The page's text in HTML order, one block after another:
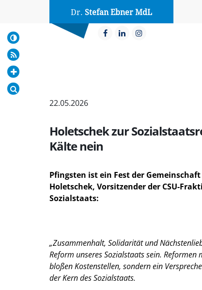
Dr. Stefan Ebner MdL
22.05.2026
Holetschek zur
Kälte nein
Pfingsten ist ein Fest der
Holetschek, Vorsitzender der CSU-
Sozialstaats:
Zusammenhalt, Solidarität und
Reform unseres Sozialstaats sein.
bloßen Kostenstellen, sondern ein
der Kern des Sozialstaats.